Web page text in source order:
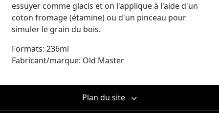
essuyer comme glacis et on l'applique à l'aide d'un
coton fromage (étamine) ou d'un pinceau pour
simuler le grain du bois.
Formats: 236ml
Fabricant/marque: Old Master
Plan du site